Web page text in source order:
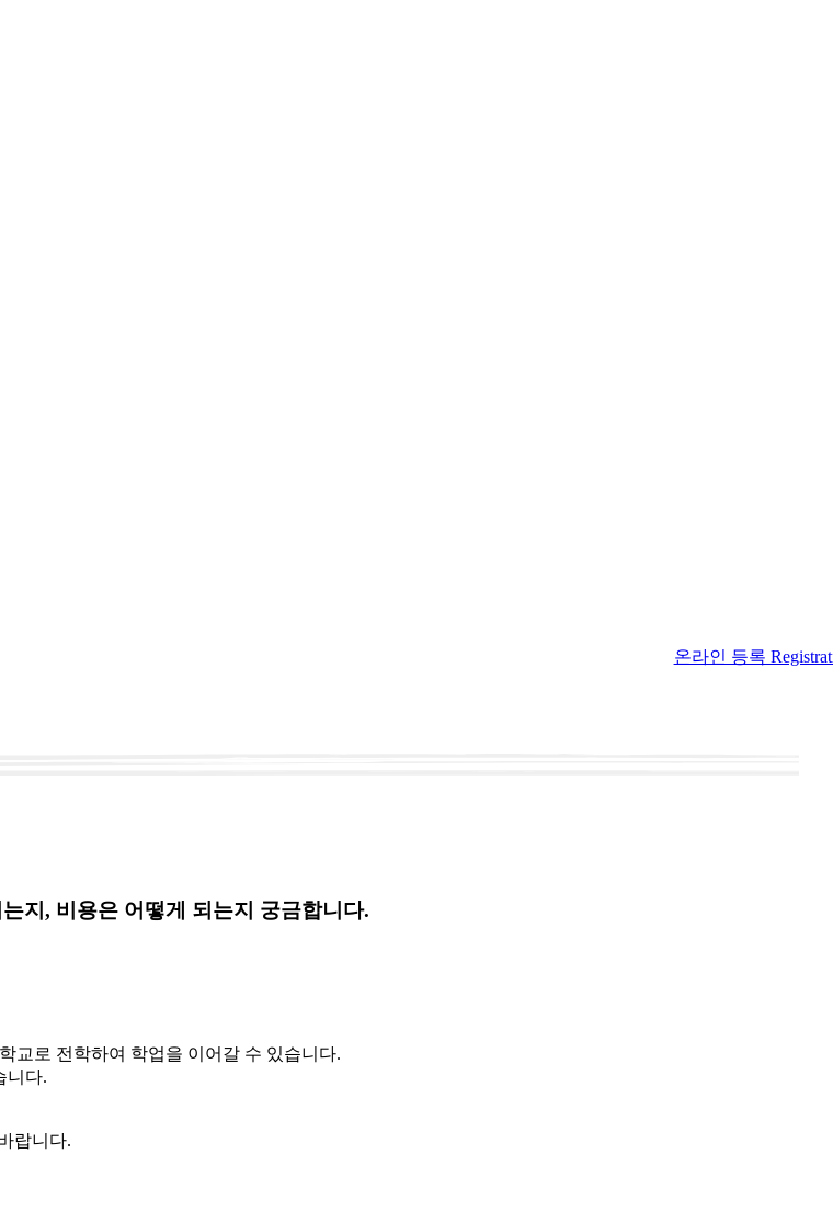
온라인 등록
지, 비용은 어떻게 되는지 궁금합니다.
교로 전학하여 학업을 이어갈 수 있습니다.
니다.
랍니다.